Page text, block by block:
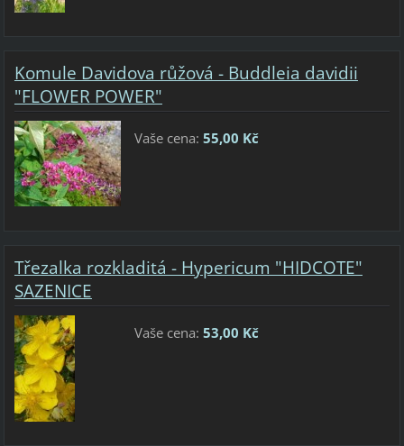
Komule Davidova růžová - Buddleia davidii
"FLOWER POWER"
Vaše cena: 55,00 Kč
Třezalka rozkladitá - Hypericum "HIDCOTE"
SAZENICE
Vaše cena: 53,00 Kč